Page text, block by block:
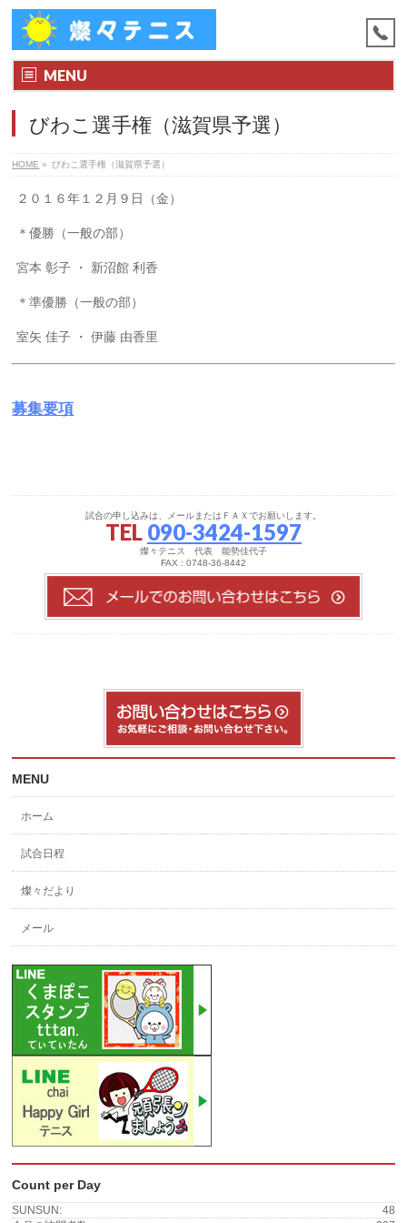
MENU
びわこ選手権（滋賀県予選）
HOME » びわこ選手権（滋賀県予選）
２０１６年１２月９日（金）
＊優勝（一般の部）
宮本 彰子 ・ 新沼館 利香
＊準優勝（一般の部）
室矢 佳子 ・ 伊藤 由香里
募集要項
試合の申し込みは、メールまたはＦＡＸでお願いします。
TEL 090-3424-1597
燦々テニス 代表 能勢佳代子
FAX : 0748-36-8442
MENU
ホーム
試合日程
燦々だより
メール
Count per Day
48
SUNSUN: